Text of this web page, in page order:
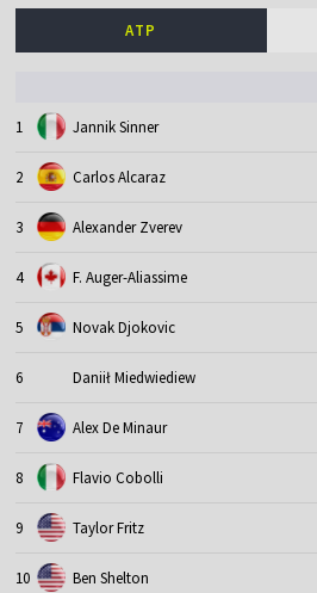
ATP
1 Jannik Sinner
2 Carlos Alcaraz
3 Alexander Zverev
4 F. Auger-Aliassime
5 Novak Djokovic
6 Daniił Miedwiediew
7 Alex De Minaur
8 Flavio Cobolli
9 Taylor Fritz
10 Ben Shelton